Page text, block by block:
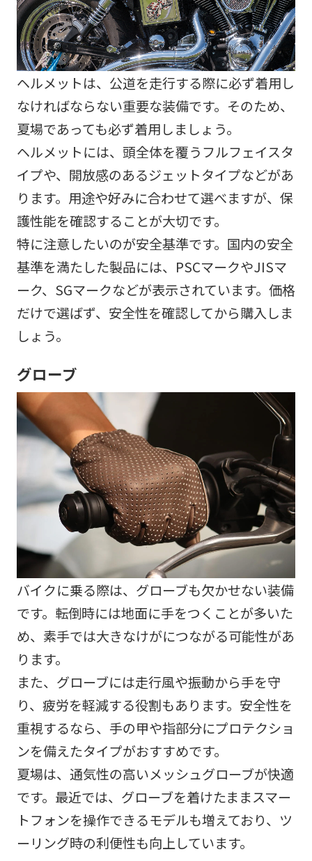
ヘルメットは、公道を走行する際に必ず着用し
なければならない重要な装備です。そのため、
夏場であっても必ず着用しましょう。
ヘルメットには、頭全体を覆うフルフェイスタ
イプや、開放感のあるジェットタイプなどがあ
ります。用途や好みに合わせて選べますが、保
護性能を確認することが大切です。
特に注意したいのが安全基準です。国内の安全
基準を満たした製品には、PSCマークやJISマ
ーク、SGマークなどが表示されています。価格
だけで選ばず、安全性を確認してから購入しま
しょう。
グローブ
バイクに乗る際は、グローブも欠かせない装備
です。転倒時には地面に手をつくことが多いた
め、素手では大きなけがにつながる可能性があ
ります。
また、グローブには走行風や振動から手を守
り、疲労を軽減する役割もあります。安全性を
重視するなら、手の甲や指部分にプロテクショ
ンを備えたタイプがおすすめです。
夏場は、通気性の高いメッシュグローブが快適
です。最近では、グローブを着けたままスマー
トフォンを操作できるモデルも増えており、ツ
ーリング時の利便性も向上しています。